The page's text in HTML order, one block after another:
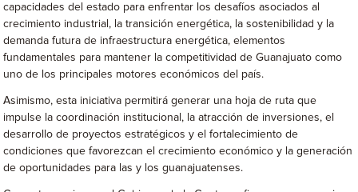
capacidades del estado para enfrentar los desafíos asociados al
crecimiento industrial, la transición energética, la sostenibilidad y la
demanda futura de infraestructura energética, elementos
fundamentales para mantener la competitividad de Guanajuato como
uno de los principales motores económicos del país.
Asimismo, esta iniciativa permitirá generar una hoja de ruta que
impulse la coordinación institucional, la atracción de inversiones, el
desarrollo de proyectos estratégicos y el fortalecimiento de
condiciones que favorezcan el crecimiento económico y la generación
de oportunidades para las y los guanajuatenses.